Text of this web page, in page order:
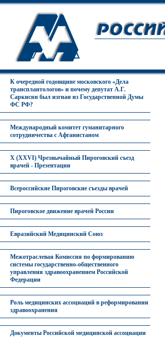
К очередной годовщине московского «Дела
трансплантологов» и почему депутат А.Г.
Саркисян был изгнан из Государственной Думы
ФС РФ?
Международный комитет гуманитарного
сотрудничества с Афганистаном
X (XXVI) Чрезвычайный Пироговский съезд
врачей - Презентации
Всероссийские Пироговские съезды врачей
Пироговское движение врачей России
Евразийский Медицинский Союз
Межотраслевая Комиссия по формированию
системы государственно-общественного
управления здравоохранением Российской
Федерации
Роль медицинских ассоциаций в реформировании
здравоохранения
Документы Российской медицинской ассоциации